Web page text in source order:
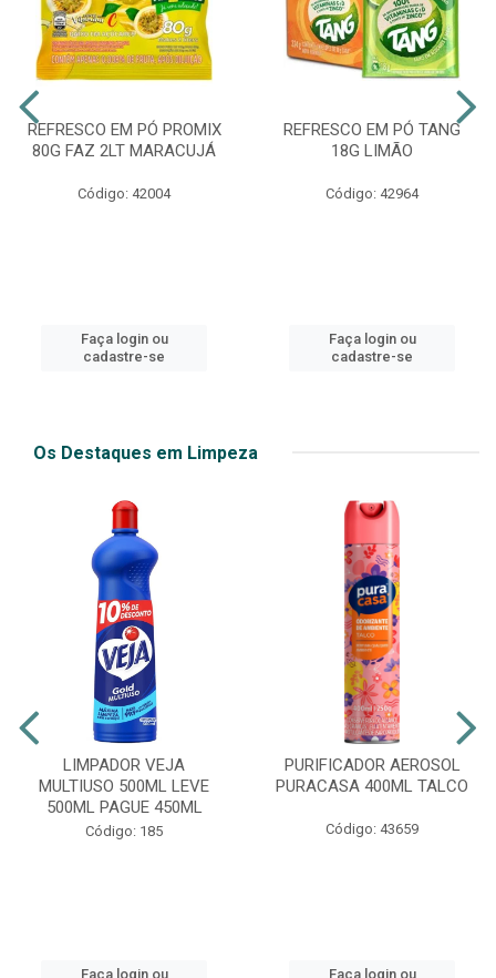
REFRESCO EM PÓ PROMIX
80G FAZ 2LT MARACUJÁ
Código: 42004
Faça login ou
cadastre-se
REFRESCO EM PÓ TANG
18G LIMÃO
Código: 42964
Faça login ou
cadastre-se
Os Destaques em Limpeza
LIMPADOR VEJA
MULTIUSO 500ML LEVE
500ML PAGUE 450ML
Código: 185
Faça login ou
PURIFICADOR AEROSOL
PURACASA 400ML TALCO
Código: 43659
Faça login ou